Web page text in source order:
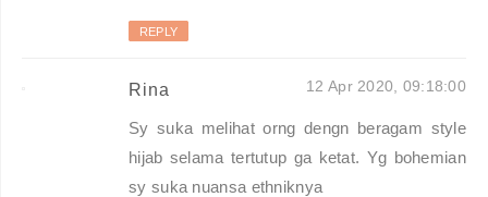
REPLY
Rina 12 Apr 2020, 09:18:00
Sy suka melihat orng dengn beragam style
hijab selama tertutup ga ketat. Yg bohemian
sy suka nuansa ethniknya